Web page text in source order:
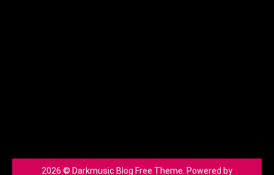
2026 © Darkmusic Blog Free Theme. Powered by